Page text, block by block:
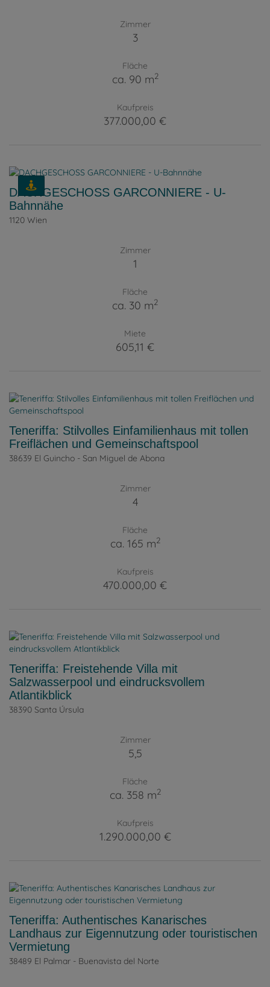
Zimmer
3
Fläche
ca. 90 m2
Kaufpreis
377.000,00 €
DACHGESCHOSS GARCONNIERE - U-
Bahnnähe
1120 Wien
Zimmer
1
Fläche
ca. 30 m2
Miete
605,11 €
Teneriffa: Stilvolles Einfamilienhaus mit tollen
Freiflächen und Gemeinschaftspool
38639 El Guincho - San Miguel de Abona
Zimmer
4
Fläche
ca. 165 m2
Kaufpreis
470.000,00 €
Teneriffa: Freistehende Villa mit
Salzwasserpool und eindrucksvollem
Atlantikblick
38390 Santa Úrsula
Zimmer
5,5
Fläche
ca. 358 m2
Kaufpreis
1.290.000,00 €
Teneriffa: Authentisches Kanarisches
Landhaus zur Eigennutzung oder touristischen
Vermietung
38489 El Palmar - Buenavista del Norte